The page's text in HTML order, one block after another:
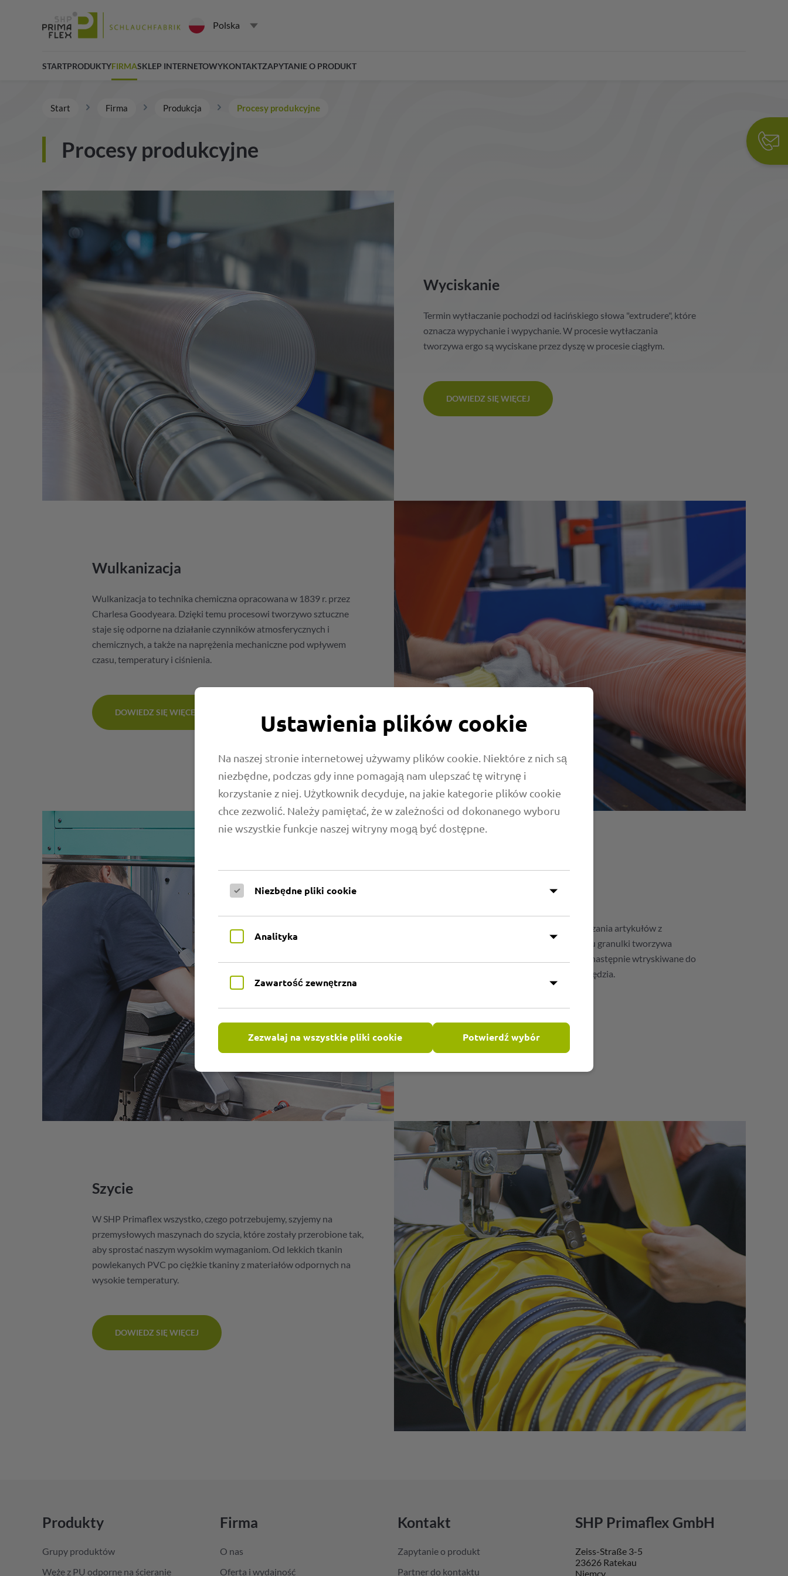
Polska
STARTPRODUKTYFIRMASKLEP INTERNETOWYKONTAKTZAPYTANIE O PRODUKT
Start Firma Produkcja Procesy produkcyjne
Procesy produkcyjne
Wyciskanie
Termin wytłaczanie pochodzi od łacińskiego słowa "extrudere", które
oznacza wypychanie i wypychanie. W procesie wytłaczania
tworzywa ergo są wyciskane przez dyszę w procesie ciągłym.
DOWIEDZ SIĘ WIĘCEJ
Wulkanizacja
Wulkanizacja to technika chemiczna opracowana w 1839 r. przez
Charlesa Goodyeara. Dzięki temu procesowi tworzywo sztuczne
staje się odporne na działanie czynników atmosferycznych i
chemicznych, a także na naprężenia mechaniczne pod wpływem
czasu, temperatury i ciśnienia.
DOWIEDZ SIĘ WIĘCEJ
Formowanie wtryskowe
Formowanie wtryskowe to proces wytwarzania artykułów z
tworzyw sztucznych. Podczas tego procesu granulki tworzywa
sztucznego są topione (uplastyczniane), a następnie wtryskiwane do
gniazda (gniazda formującego, wnęki) narzędzia.
Szycie
W SHP Primaflex wszystko, czego potrzebujemy, szyjemy na
przemysłowych maszynach do szycia, które zostały przerobione tak,
aby sprostać naszym wysokim wymaganiom. Od lekkich tkanin
powlekanych PVC po ciężkie tkaniny z materiałów odpornych na
wysokie temperatury.
DOWIEDZ SIĘ WIĘCEJ
Produkty
Grupy produktów
Węże z PU odporne na ścieranie
Firma
O nas
Oferta i wydajność
Kontakt
Zapytanie o produkt
Partner do kontaktu
SHP Primaflex GmbH
Zeiss-Straße 3-5
23626 Ratekau
Niemcy
Ustawienia plików cookie
Na naszej stronie internetowej używamy plików cookie. Niektóre z nich są
niezbędne, podczas gdy inne pomagają nam ulepszać tę witrynę i
korzystanie z niej. Użytkownik decyduje, na jakie kategorie plików cookie
chce zezwolić. Należy pamiętać, że w zależności od dokonanego wyboru
nie wszystkie funkcje naszej witryny mogą być dostępne.
Niezbędne pliki cookie
Analityka
Zawartość zewnętrzna
Zezwalaj na wszystkie pliki cookie Potwierdź wybór